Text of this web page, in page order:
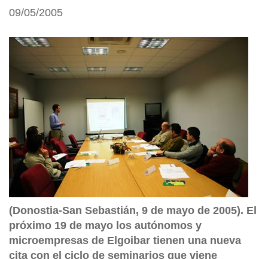
09/05/2005
(Donostia-San Sebastián, 9 de mayo de 2005). El
próximo 19 de mayo los autónomos y
microempresas de Elgoibar tienen una nueva
cita con el ciclo de seminarios que viene